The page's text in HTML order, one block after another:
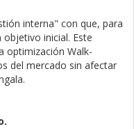
interna" con que, para
inicial. Este
optimización Walk-
del mercado sin afectar